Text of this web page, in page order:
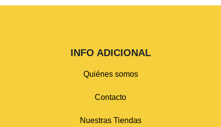
INFO ADICIONAL
Quiénes somos
Contacto
Nuestras Tiendas